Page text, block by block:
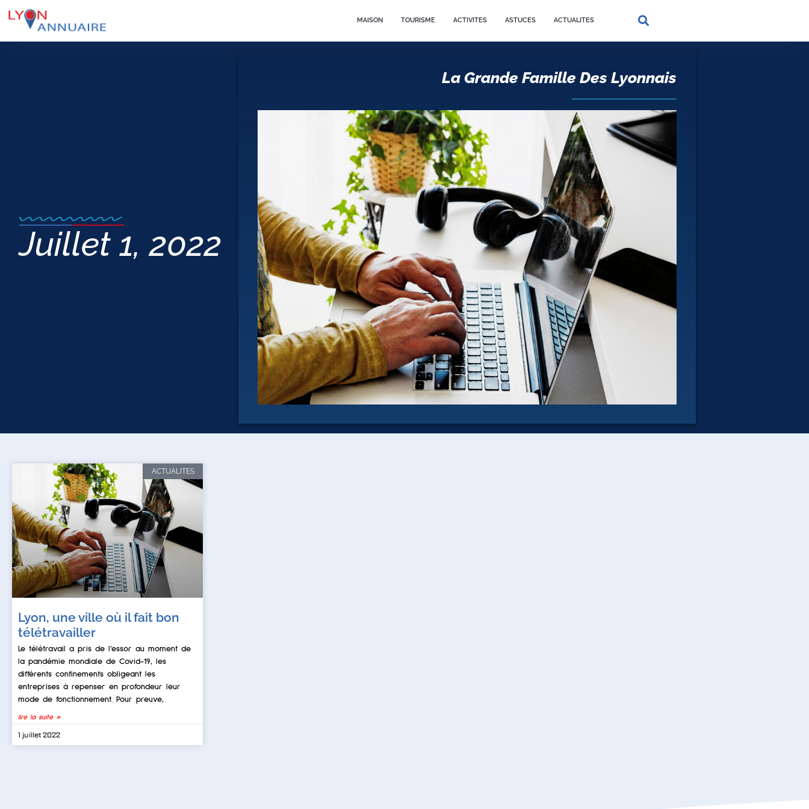
MAISON TOURISME ACTIVITES ASTUCES ACTUALITES
Juillet 1, 2022
La Grande Famille Des Lyonnais
ACTUALITES
Lyon, une ville où il fait bon
télétravailler
Le télétravail a pris de l’essor au moment de
la pandémie mondiale de Covid-19, les
différents confinements obligeant les
entreprises à repenser en profondeur leur
mode de fonctionnement. Pour preuve,
lire la suite »
1 juillet 2022